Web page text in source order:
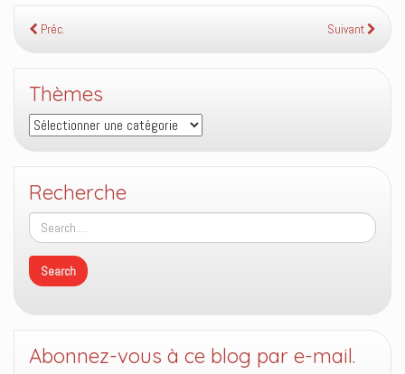
Préc. Suivant
Thèmes
Thèmes
Recherche
Abonnez-vous à ce blog par e-mail.